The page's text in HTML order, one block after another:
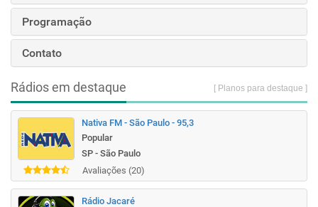
Programação
Contato
Rádios em destaque [ Planos para destaque ]
Nativa FM - São Paulo - 95,3
Popular
SP - São Paulo
Avaliações (20)
Rádio Jacaré